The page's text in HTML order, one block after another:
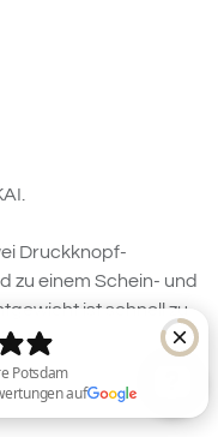
Druckknopf-
zu einem Schein- und
ist schnell zu